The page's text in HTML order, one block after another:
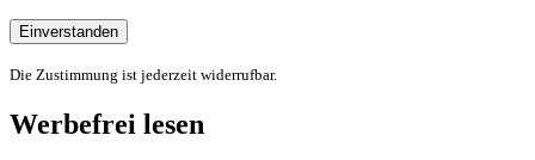
Einverstanden
Die Zustimmung ist jederzeit widerrufbar.
Werbefrei lesen